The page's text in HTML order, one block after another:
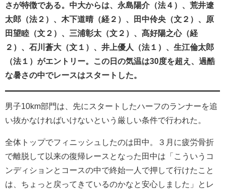
さが特徴である。中大からは、永島陽介（法４）、荒井遼
太郎（法２）、木下道晴（経２）、田中伶央（文２）、原
田望睦（文２）、三浦彰太（文２）、髙好陽之心（経
２）、石川蒼大（文１）、井上優人（法１）、生江倫太郎
（法１）がエントリー。この日の気温は30度を超え、過酷
な暑さの中でレースはスタートした。
男子10km部門は、先にスタートしたハーフのランナーを追
い抜かなければいけないという厳しい条件で行われた。
全体トップでフィニッシュしたのは田中。３月に疲労骨折
で離脱して以来の復帰レースとなった田中は「こういうコ
ンディションとコースの中で終始一人で押して行けたこと
は、ちょっと戻ってきているのかなと安心しました」とレ